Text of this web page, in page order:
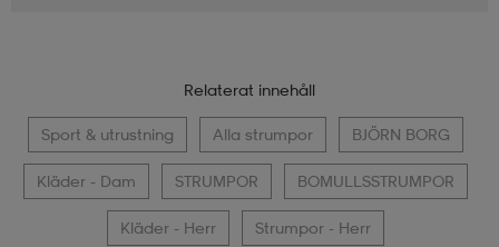
Relaterat innehåll
Sport & utrustning Alla strumpor BJÖRN BORG
Kläder - Dam STRUMPOR BOMULLSSTRUMPOR
Kläder - Herr Strumpor - Herr